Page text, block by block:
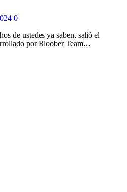
0
de ustedes ya saben, salió el
por Bloober Team…